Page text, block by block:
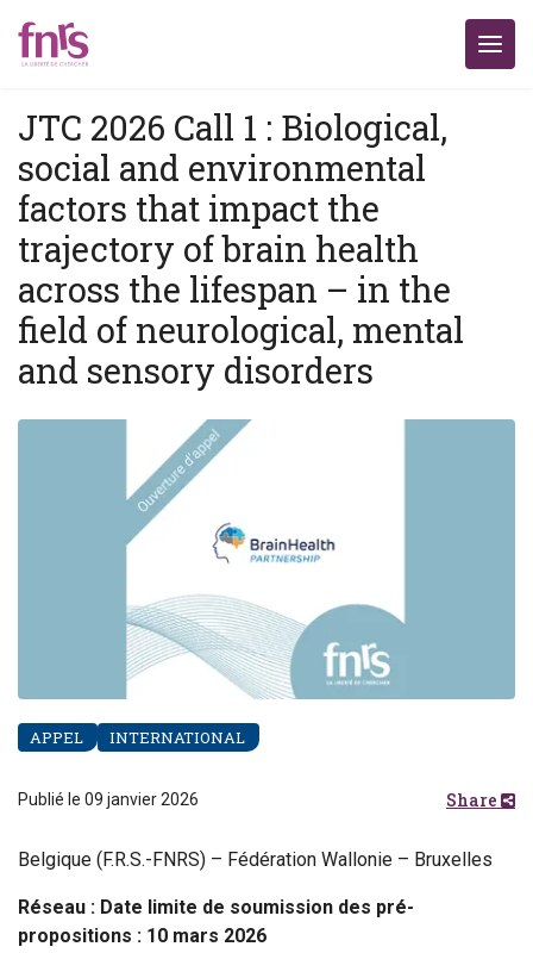
JTC 2026 Call 1 : Biological,
social and environmental
factors that impact the
trajectory of brain health
across the lifespan – in the
field of neurological, mental
and sensory disorders
APPEL INTERNATIONAL
Publié le 09 janvier 2026 Share
Belgique (F.R.S.-FNRS) – Fédération Wallonie – Bruxelles
Réseau : Date limite de soumission des pré-
propositions : 10 mars 2026